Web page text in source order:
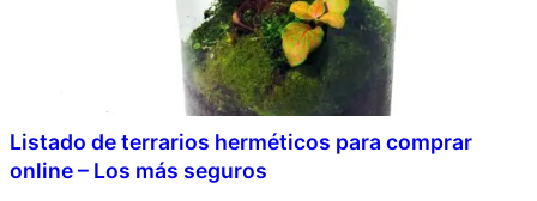
Listado de terrarios herméticos para comprar
online – Los más seguros